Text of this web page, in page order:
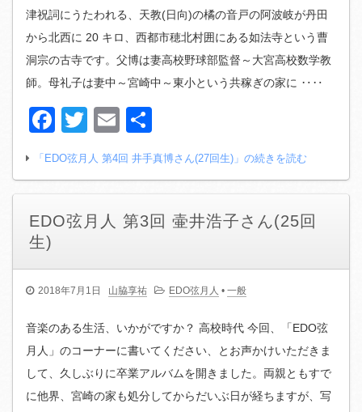
津祝詞にうたわれる、天教(日向)の橘の音戸の阿波岐が丹田
から北西に 20 キロ、西都市穂北村囲にある如法寺という曹
洞宗の古寺です。父博は妻高校野球部監督～大宮高校数学教
師。母礼子は妻中～宮崎中～東小という共稼ぎの家に ‥‥
Facebook
TwitterEmail
有
「EDO弦月人 第4回 井手真博さん(27回生)」の続きを読む
EDO弦月人 第3回 壷井浩子さん(25回
生)
2018年7月1日 山脇享祐 EDO弦月人 • 一般
音楽のある生活、いかがですか？ 高校時代 今回、「EDO弦
月人」のコーナーに書いてください、とお声かけいただきま
して、久しぶりに卒業アルバムを開きました。両親ともすで
に他界、宮崎の家も処分してからだいぶ日が経ちますが、写